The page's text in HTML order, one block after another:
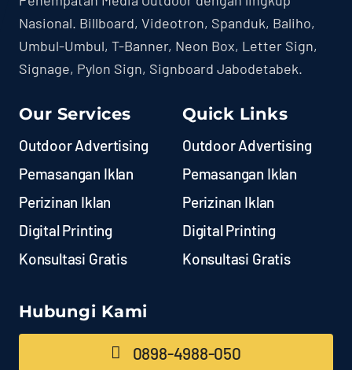
Nasional. Billboard, Videotron, Spanduk, Baliho,
Umbul-Umbul, T-Banner, Neon Box, Letter Sign,
Signage, Pylon Sign, Signboard Jabodetabek.
Our Services
Outdoor Advertising
Pemasangan Iklan
Perizinan Iklan
Digital Printing
Konsultasi Gratis
Quick Links
Outdoor Advertising
Pemasangan Iklan
Perizinan Iklan
Digital Printing
Konsultasi Gratis
Hubungi Kami
0898-4988-050